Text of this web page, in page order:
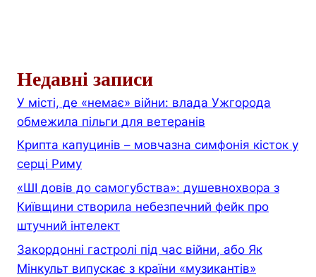
Недавні записи
У місті, де «немає» війни: влада Ужгорода
обмежила пільги для ветеранів
Крипта капуцинів – мовчазна симфонія кісток у
серці Риму
«ШІ довів до самогубства»: душевнохвора з
Київщини створила небезпечний фейк про
штучний інтелект
Закордонні гастролі під час війни, або Як
Мінкульт випускає з країни «музикантів»